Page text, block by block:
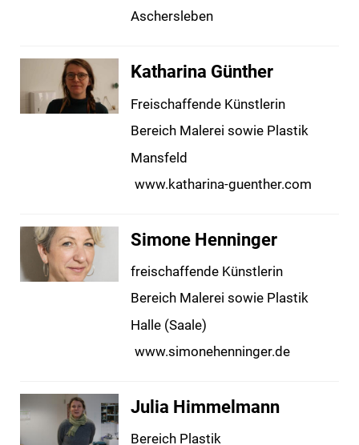
Aschersleben
Katharina Günther
Freischaffende Künstlerin
Bereich Malerei sowie Plastik
Mansfeld
www.katharina-guenther.com
Simone Henninger
freischaffende Künstlerin
Bereich Malerei sowie Plastik
Halle (Saale)
www.simonehenninger.de
Julia Himmelmann
Bereich Plastik